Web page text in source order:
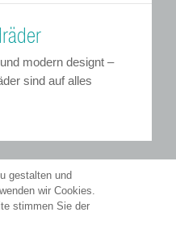
gestalten und
wir Cookies.
stimmen Sie der
modern designt –
sind auf alles